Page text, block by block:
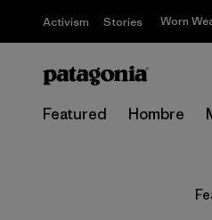
Activism Stories Worn
Featured Hombre